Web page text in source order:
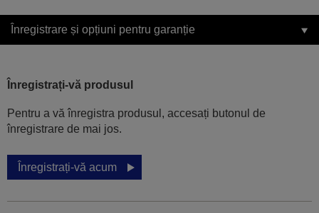
Înregistrare și opțiuni pentru garanție
Înregistrați-vă produsul
Pentru a vă înregistra produsul, accesați butonul de
înregistrare de mai jos.
Înregistrați-vă acum